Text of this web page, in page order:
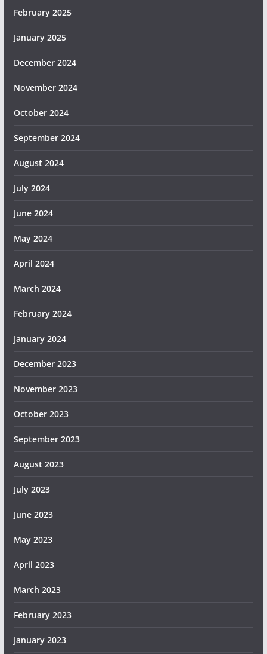
February 2025
January 2025
December 2024
November 2024
October 2024
September 2024
August 2024
July 2024
June 2024
May 2024
April 2024
March 2024
February 2024
January 2024
December 2023
November 2023
October 2023
September 2023
August 2023
July 2023
June 2023
May 2023
April 2023
March 2023
February 2023
January 2023